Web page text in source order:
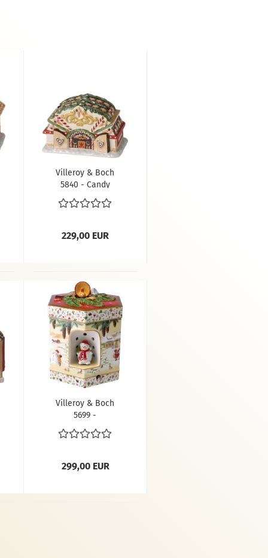
Villeroy & Boch
5840 - Candy
Shop Porzellan
21.5 x 16 x 13.5 cm
229,00 EUR
Villeroy & Boch
5699 -
Geschenkpaket
aus Porzellan
299,00 EUR